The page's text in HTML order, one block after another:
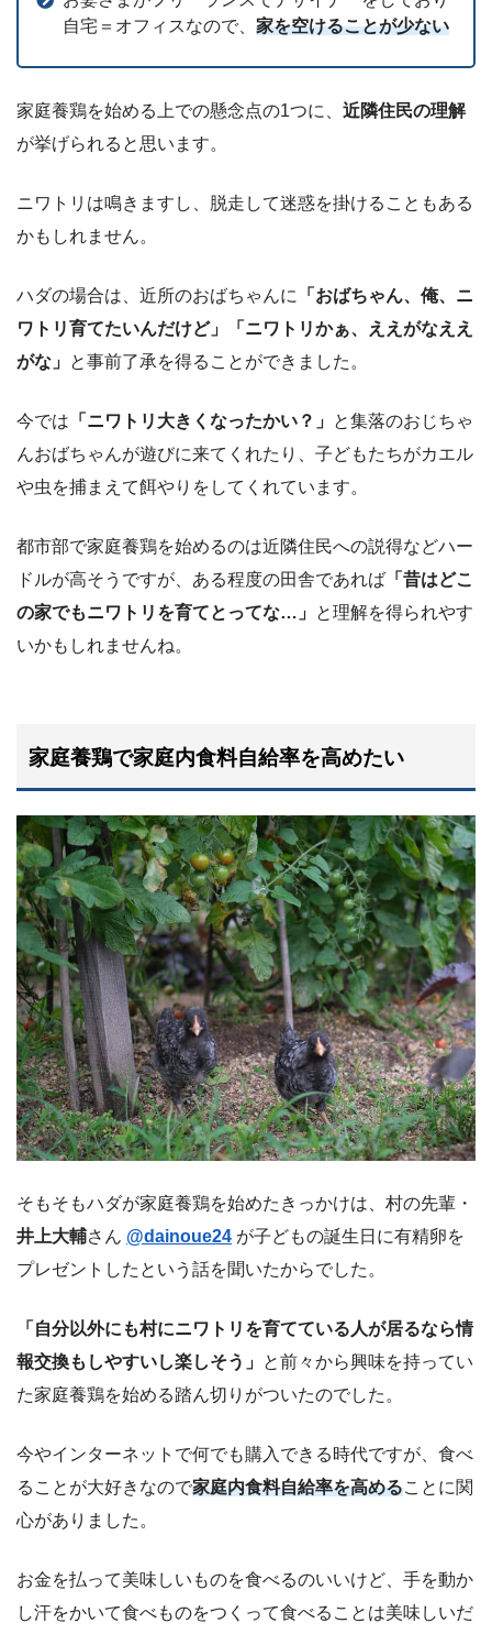
自宅＝オフィスなので、 家を空けることが少ない
家庭養鶏を始める上での懸念点の1つに、 近隣住民の理解
が挙げられると思います。
ニワトリは鳴きますし、脱走して迷惑を掛けることもある
かもしれません。
ハダの場合は、近所のおばちゃんに
「おばちゃん、俺、ニ
ワトリ育てたいんだけど」「ニワトリかぁ、ええがなええ
がな」 と事前了承を得ることができました。
今では 「ニワトリ大きくなったかい？」 と集落のおじちゃ
んおばちゃんが遊びに来てくれたり、子どもたちがカエル
や虫を捕まえて餌やりをしてくれています。
都市部で家庭養鶏を始めるのは近隣住民への説得などハー
ドルが高そうですが、ある程度の田舎であれば 「昔はどこ
の家でもニワトリを育てとってな…」 と理解を得られやす
いかもしれませんね。
家庭養鶏で家庭内食料自給率を高めたい
そもそもハダが家庭養鶏を始めたきっかけは、村の先輩・
井上大輔さん @dainoue24 が子どもの誕生日に有精卵を
プレゼントしたという話を聞いたからでした。
「自分以外にも村にニワトリを育てている人が居るなら情
報交換もしやすいし楽しそう」 と前々から興味を持ってい
た家庭養鶏を始める踏ん切りがついたのでした。
今やインターネットで何でも購入できる時代ですが、食べ
ることが大好きなので家庭内食料自給率を高めることに関
心がありました。
お金を払って美味しいものを食べるのいいけど、手を動か
し汗をかいて食べものをつくって食べることは美味しいだ